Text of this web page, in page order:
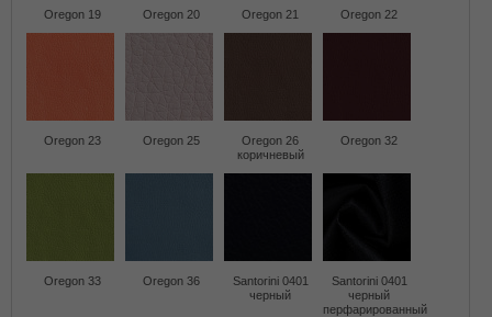
Oregon 19 Oregon 20 Oregon 21 Oregon 22
Oregon 23 Oregon 25
Oregon 26
коричневый
Oregon 32
Oregon 33 Oregon 36
Santorini 0401
черный
Santorini 0401
черный
перфарированный